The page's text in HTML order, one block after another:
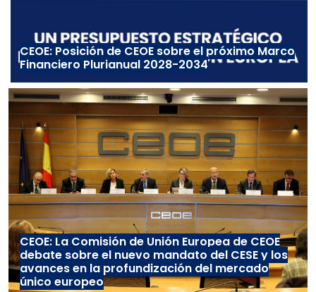
CEOE: Posición de CEOE sobre el próximo Marco
Financiero Plurianual 2028-2034
CEOE: La Comisión de Unión Europea de CEOE
debate sobre el nuevo mandato del CESE y los
avances en la profundización del mercado
único europeo